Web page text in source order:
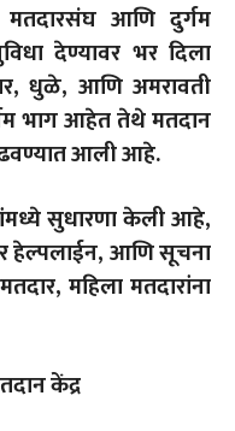
मतदारसंघ आणि दुर्गम
देण्यावर भर दिला
धुळे, आणि अमरावती
भाग आहेत तेथे मतदान
आली आहे.
सुधारणा केली आहे,
हेल्पलाईन, आणि सूचना
महिला मतदारांना
केंद्र